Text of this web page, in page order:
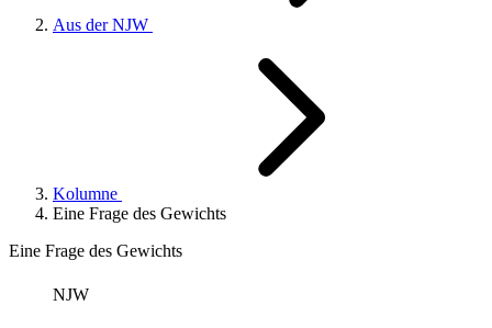
Aus der NJW
Kolumne
Eine Frage des Gewichts
Eine Frage des Gewichts
NJW